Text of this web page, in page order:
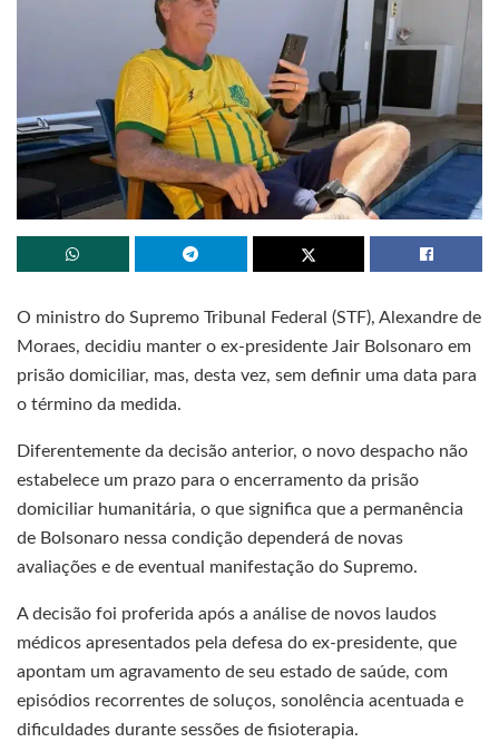
O ministro do Supremo Tribunal Federal (STF), Alexandre de
Moraes, decidiu manter o ex-presidente Jair Bolsonaro em
prisão domiciliar, mas, desta vez, sem definir uma data para
o término da medida.
Diferentemente da decisão anterior, o novo despacho não
estabelece um prazo para o encerramento da prisão
domiciliar humanitária, o que significa que a permanência
de Bolsonaro nessa condição dependerá de novas
avaliações e de eventual manifestação do Supremo.
A decisão foi proferida após a análise de novos laudos
médicos apresentados pela defesa do ex-presidente, que
apontam um agravamento de seu estado de saúde, com
episódios recorrentes de soluços, sonolência acentuada e
dificuldades durante sessões de fisioterapia.